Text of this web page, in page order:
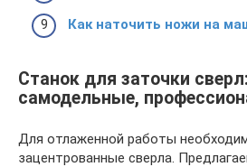
Как наточить ножи на
Станок для заточки
самодельные,
Для отлаженной работы
зацентрованные сверла.